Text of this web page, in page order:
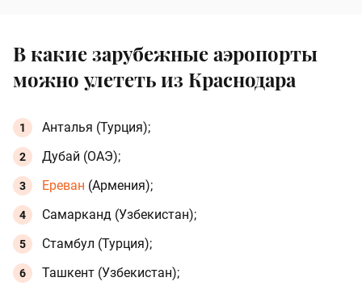
В какие зарубежные аэропорты
можно улететь из Краснодара
Анталья (Турция);
Дубай (ОАЭ);
Ереван (Армения);
Самарканд (Узбекистан);
Стамбул (Турция);
Ташкент (Узбекистан);